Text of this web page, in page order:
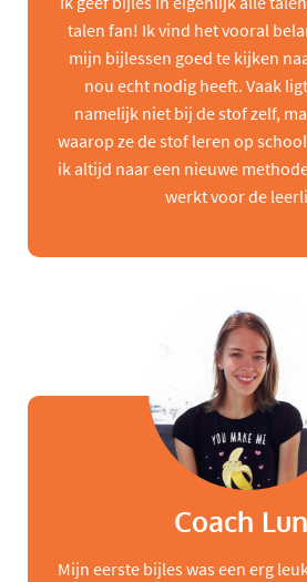
talen fan! Ik vind het vooral
mijn bijlessen goed te kijken
nou echt nodig heeft. Vaak
namelijk niet bij de stof zelf,
waarop ze de stof leren op
ik altijd naar een nieuwe
werkt voor de
Coach
Mijn eerste bijles was een erg